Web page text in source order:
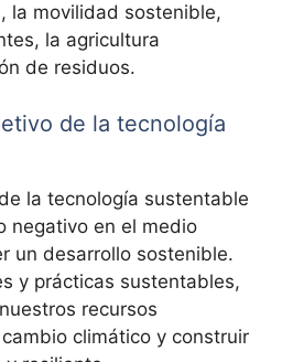
la movilidad sostenible,
la agricultura
de residuos.
de la tecnología
la tecnología sustentable
negativo en el medio
un desarrollo sostenible.
y prácticas sustentables,
recursos
climático y construir